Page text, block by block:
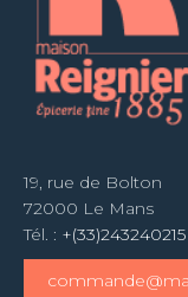
19, rue de Bolton
72000 Le Mans
Tél. : +(33)243240215